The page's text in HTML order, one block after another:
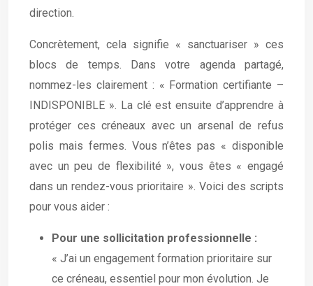
direction.
Concrètement, cela signifie « sanctuariser » ces
blocs de temps. Dans votre agenda partagé,
nommez-les clairement : « Formation certifiante –
INDISPONIBLE ». La clé est ensuite d’apprendre à
protéger ces créneaux avec un arsenal de refus
polis mais fermes. Vous n’êtes pas « disponible
avec un peu de flexibilité », vous êtes « engagé
dans un rendez-vous prioritaire ». Voici des scripts
pour vous aider :
Pour une sollicitation professionnelle :
« J’ai un engagement formation prioritaire sur
ce créneau, essentiel pour mon évolution. Je